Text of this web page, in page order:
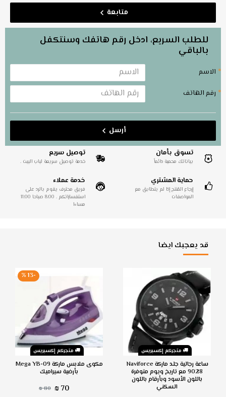
متابعة
للطلب السريع، ادخل رقم هاتفك وسنتكفل
بالباقي
الاسم
رقم الهاتف
أرسل
تسوق بأمان
بياناتك محمية دائماً
توصيل سريع
خدمة توصيل سريعة لباب البيت .
حماية المشتري
إرجاع المُنتج إذا لم يتطابق مع
المواصفات
خدمة عملاء
فريق محترف يقوم بالرد على
استفساراتكم . 8:00 صباحا 11:00
مساءا
قد يعجبك ايضا
متجركم إكسبريس
ساعة رجالية جلد ماركة Naviforce
9028 مع تاريخ ويوم متوفرة
باللون الأسود وبأرقام باللون
السكني
متجركم إكسبريس
-13 %
مكوى ملابس ماركة Mega YB-09
بأرضية سيراميك
70 ₪
80 ₪